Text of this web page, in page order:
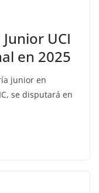
UCI
en 2025
junior en
se disputará en